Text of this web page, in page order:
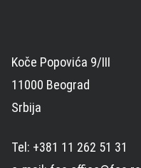
Koče Popovića 9/III
11000 Beograd
Srbija
Tel: +381 11 262 51 31